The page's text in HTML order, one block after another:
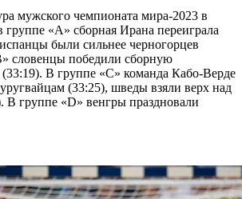
мужского чемпионата мира-2023 в
«А» сборная Ирана переиграла
были сильнее черногорцев
словенцы победили сборную
В группе «С» команда Кабо-Верде
(33:25), шведы взяли верх над
В группе «D» венгры праздновали